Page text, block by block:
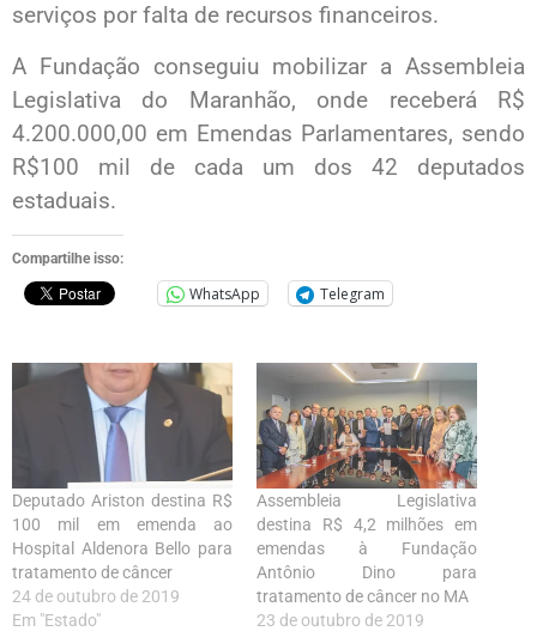
serviços por falta de recursos financeiros.
A Fundação conseguiu mobilizar a Assembleia
Legislativa do Maranhão, onde receberá R$
4.200.000,00 em Emendas Parlamentares, sendo
R$100 mil de cada um dos 42 deputados
estaduais.
Compartilhe isso:
WhatsApp Telegram
Deputado Ariston destina R$
100 mil em emenda ao
Hospital Aldenora Bello para
tratamento de câncer
24 de outubro de 2019
Em "Estado"
Assembleia Legislativa
destina R$ 4,2 milhões em
emendas à Fundação
Antônio Dino para
tratamento de câncer no MA
23 de outubro de 2019